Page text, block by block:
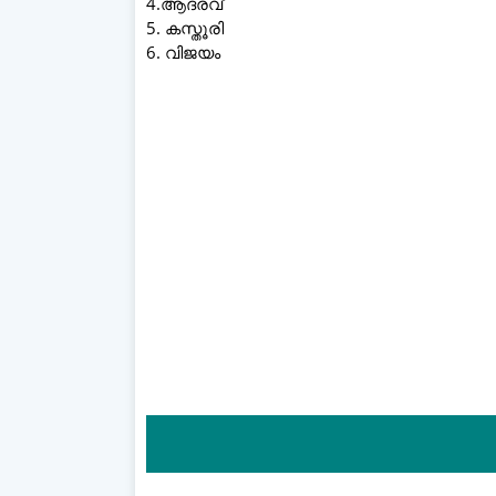
5. കസ്തൂരി
6. വിജയം